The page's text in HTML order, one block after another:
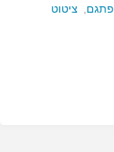
פתגם, ציטוט